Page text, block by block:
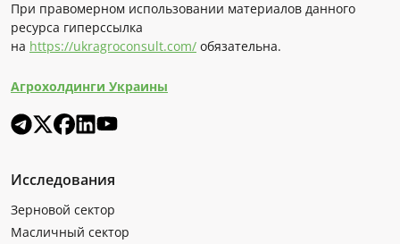
При правомерном использовании материалов данного
ресурса гиперссылка
на https://ukragroconsult.com/ обязательна.
Агрохолдинги Украины
Исследования
Зерновой сектор
Масличный сектор